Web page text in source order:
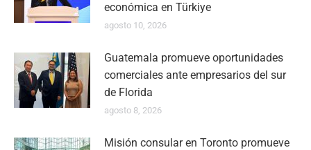
económica en Türkiye
agosto 10, 2026
Guatemala promueve oportunidades
comerciales ante empresarios del sur
de Florida
agosto 8, 2026
Misión consular en Toronto promueve